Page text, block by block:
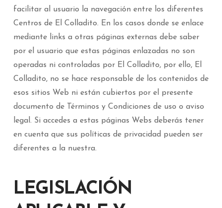
facilitar al usuario la navegación entre los diferentes
Centros de El Colladito. En los casos donde se enlace
mediante links a otras páginas externas debe saber
por el usuario que estas páginas enlazadas no son
operadas ni controladas por El Colladito, por ello, El
Colladito, no se hace responsable de los contenidos de
esos sitios Web ni están cubiertos por el presente
documento de Términos y Condiciones de uso o aviso
legal. Si accedes a estas páginas Webs deberás tener
en cuenta que sus políticas de privacidad pueden ser
diferentes a la nuestra.
LEGISLACIÓN